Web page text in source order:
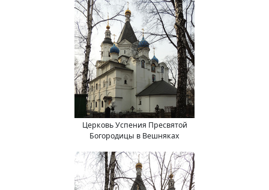
Церковь Успения Пресвятой
Богородицы в Вешняках